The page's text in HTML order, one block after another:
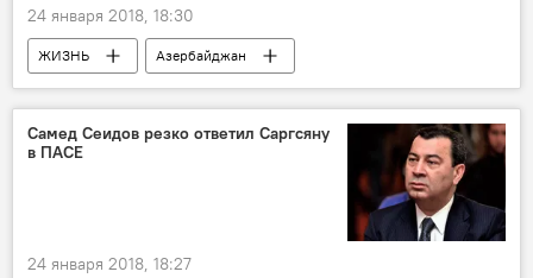
24 января 2018, 18:30
ЖИЗНЬ
Азербайджан
Происшествия
Новости
Сальян
МЧС АР
пожар
Самед Сеидов резко ответил Саргсяну
в ПАСЕ
24 января 2018, 18:27